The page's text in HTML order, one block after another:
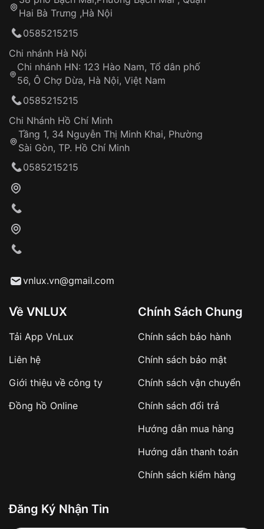
Hotline: 0585 215 215
Từ khóa SEO:
Khách hàng kiểm tra và thanh toán trực tiếp
Từ khóa SEO:
sản phẩm đặc biệt
hàng
Số tiền còn lại thanh toán khi nhận hàng hoặc
✔️ Đảm bảo xử lý đơn hàng nhanh chóng
✔️ Hạn chế tình trạng hủy đơn không mong
Từ khóa SEO:
Tự ý sửa chữa
thống VNLUX
Đảm bảo quyền lợi khách hàng
Đồng hành cùng khách hàng trong suốt quá
trình sử dụng
Hai Bà Trưng ,Hà Nội
0585215215
Chi nhánh Hà Nội
Chi nhánh HN: 123 Hào Nam, Tổ dân phố
56, Ô Chợ Dừa, Hà Nội, Việt Nam
0585215215
Chi Nhánh Hồ Chí Minh
Tầng 1, 34 Nguyễn Thị Minh Khai, Phường
Sài Gòn, TP. Hồ Chí Minh
0585215215
vnlux.vn@gmail.com
Về VNLUX
Tải App VnLux
Liên hệ
Giới thiệu về công ty
Đồng hồ Online
Chính Sách Chung
Chính sách bảo hành
Chính sách bảo mật
Chính sách vận chuyển
Chính sách đổi trả
Hướng dẫn mua hàng
Hướng dẫn thanh toán
Chính sách kiểm hàng
Đăng Ký Nhận Tin